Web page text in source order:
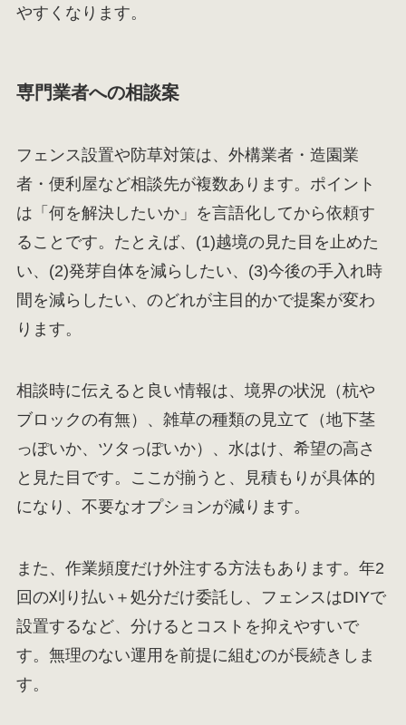
やすくなります。
専門業者への相談案
フェンス設置や防草対策は、外構業者・造園業
者・便利屋など相談先が複数あります。ポイント
は「何を解決したいか」を言語化してから依頼す
ることです。たとえば、(1)越境の見た目を止めた
い、(2)発芽自体を減らしたい、(3)今後の手入れ時
間を減らしたい、のどれが主目的かで提案が変わ
ります。
相談時に伝えると良い情報は、境界の状況（杭や
ブロックの有無）、雑草の種類の見立て（地下茎
っぽいか、ツタっぽいか）、水はけ、希望の高さ
と見た目です。ここが揃うと、見積もりが具体的
になり、不要なオプションが減ります。
また、作業頻度だけ外注する方法もあります。年2
回の刈り払い＋処分だけ委託し、フェンスはDIYで
設置するなど、分けるとコストを抑えやすいで
す。無理のない運用を前提に組むのが長続きしま
す。